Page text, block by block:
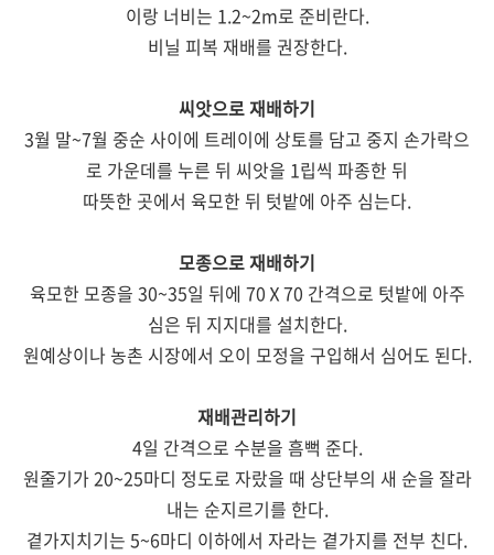
이랑 너비는 1.2~2m로 준비란다.
비닐 피복 재배를 권장한다.
씨앗으로 재배하기
3월 말~7월 중순 사이에 트레이에 상토를 담고 중지 손가락으
로 가운데를 누른 뒤 씨앗을 1립씩 파종한 뒤
따뜻한 곳에서 육모한 뒤 텃밭에 아주 심는다.
모종으로 재배하기
육모한 모종을 30~35일 뒤에 70Ⅹ70 간격으로 텃밭에 아주
심은 뒤 지지대를 설치한다.
원예상이나 농촌 시장에서 오이 모정을 구입해서 심어도 된다.
재배관리하기
4일 간격으로 수분을 흠뻑 준다.
원줄기가 20~25마디 정도로 자랐을 때 상단부의 새 순을 잘라
내는 순지르기를 한다.
곁가지치기는 5~6마디 이하에서 자라는 곁가지를 전부 친다.